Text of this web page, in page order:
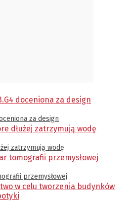
za design
zatrzymują wodę
przemysłowej